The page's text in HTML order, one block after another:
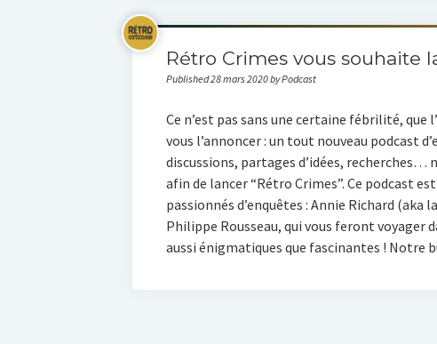
Rétro Crimes vous souhaite
Published 28 mars 2020 by Podcast
Ce n’est pas sans une certaine fébrilité,
vous l’annoncer : un tout nouveau podcast
discussions, partages d’idées, recherches…
afin de lancer “Rétro Crimes”. Ce podcast
passionnés d’enquêtes : Annie Richard (aka
Philippe Rousseau, qui vous feront voyager
aussi énigmatiques que fascinantes ! Notre